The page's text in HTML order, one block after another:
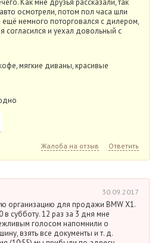
Как мне друзья рассказали, так
осмотрели, потом пол часа шли
немного поторговался с дилером,
согласился и уехал довольный с
мягкие диваны, красивые
Жалоба на отзыв Ответить
30.09.2017
организацию для продажи BMW X1.
в субботу. 12 раз за 3 дня мне
голосом напомнили о
взять все документы и т. д.